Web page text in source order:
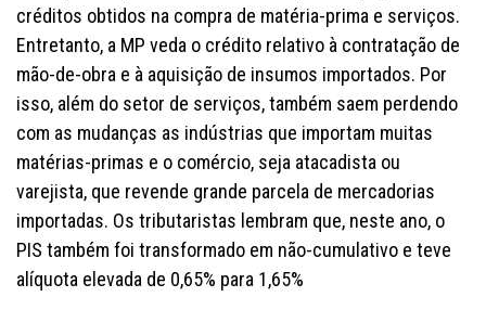
créditos obtidos na compra de matéria-prima e serviços.
Entretanto, a MP veda o crédito relativo à contratação de
mão-de-obra e à aquisição de insumos importados. Por
isso, além do setor de serviços, também saem perdendo
com as mudanças as indústrias que importam muitas
matérias-primas e o comércio, seja atacadista ou
varejista, que revende grande parcela de mercadorias
importadas. Os tributaristas lembram que, neste ano, o
PIS também foi transformado em não-cumulativo e teve
alíquota elevada de 0,65% para 1,65%